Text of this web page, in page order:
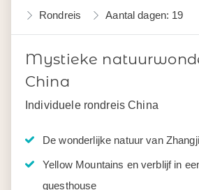
Rondreis Aantal dagen: 19
Mystieke
China
Individuele rondreis China
De wonderlijke natuur van
Yellow Mountains en verblijf in
guesthouse